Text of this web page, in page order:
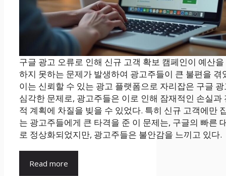
구글 광고 오류로 인해 신규 고객 확보 캠페인이 예산
하지 못하는 문제가 발생하여 광고주들이 큰 불편을 겪
이는 신뢰할 수 있는 광고 플랫폼으로 자리잡은 구글
심각한 문제로, 광고주들은 이로 인해 잠재적인 손실과
적 계획에 차질을 빚을 수 있었다. 특히 신규 고객에만
는 광고주들에게 큰 타격을 준 이 문제는, 구글의 빠른
로 정상화되었지만, 광고주들은 불안감을 느끼고 있다.
Read more